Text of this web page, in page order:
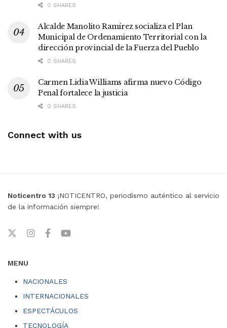
0 SHARES
Alcalde Manolito Ramírez socializa el Plan
Municipal de Ordenamiento Territorial con la
dirección provincial de la Fuerza del Pueblo
0 SHARES
Carmen Lidia Williams afirma nuevo Código
Penal fortalece la justicia
0 SHARES
Connect with us
Noticentro 13 ¡NOTICENTRO, periodismo auténtico al servicio
de la información siempre!
MENU
NACIONALES
INTERNACIONALES
ESPECTÁCULOS
TECNOLOGÍA